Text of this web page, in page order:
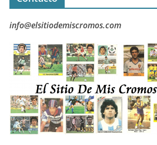
info@elsitiodemiscromos.com